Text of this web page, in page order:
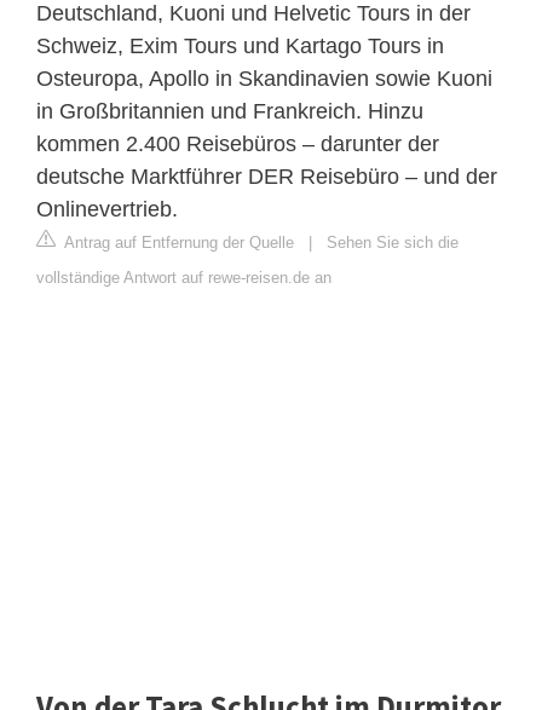
Deutschland, Kuoni und Helvetic Tours in der
Schweiz, Exim Tours und Kartago Tours in
Osteuropa, Apollo in Skandinavien sowie Kuoni
in Großbritannien und Frankreich. Hinzu
kommen 2.400 Reisebüros – darunter der
deutsche Marktführer DER Reisebüro – und der
Onlinevertrieb.
Antrag auf Entfernung der Quelle
Sehen Sie sich die
vollständige Antwort auf rewe-reisen.de an